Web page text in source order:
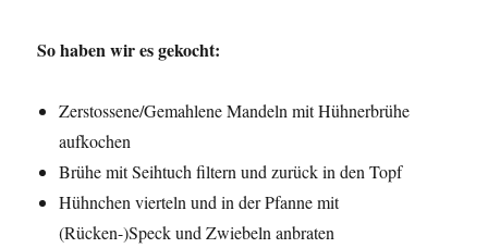
So haben wir es gekocht:
Zerstossene/Gemahlene Mandeln mit Hühnerbrühe
aufkochen
Brühe mit Seihtuch filtern und zurück in den Topf
Hühnchen vierteln und in der Pfanne mit
(Rücken-)Speck und Zwiebeln anbraten